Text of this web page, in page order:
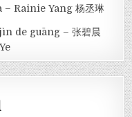
Rainie Yang 杨丞琳
de guāng – 张碧晨